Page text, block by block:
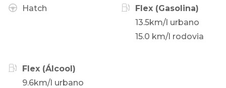
Hatch
Flex (Gasolina)
13.5km/l urbano
15.0 km/l rodovia
Flex (Álcool)
9.6km/l urbano